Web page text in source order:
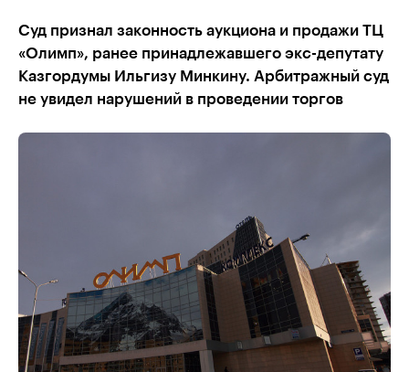
Суд признал законность аукциона и продажи ТЦ
«Олимп», ранее принадлежавшего экс-депутату
Казгордумы Ильгизу Минкину. Арбитражный суд
не увидел нарушений в проведении торгов